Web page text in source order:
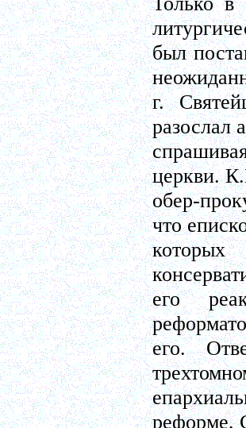
был
г.
разослал
церкви.
обер-
что
его
его.
реформе,